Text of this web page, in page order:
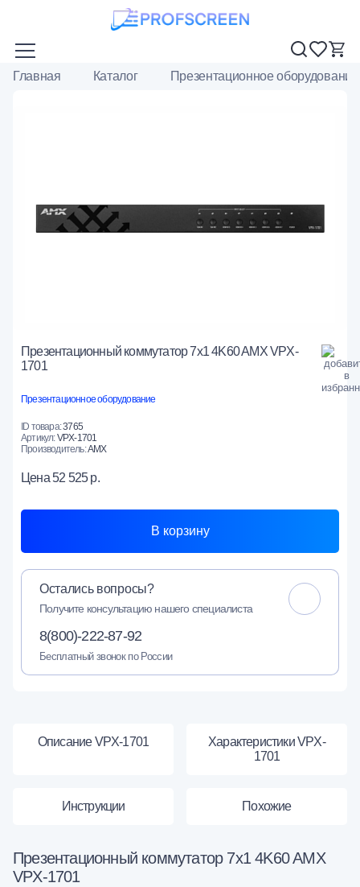
Главная Каталог Презентационное оборудование
Презентационный коммутатор 7x1 4K60 AMX VPX-
1701
Презентационное оборудование
ID товара:3765
Артикул:VPX-1701
Производитель:AMX
Цена52 525 р.
В корзину
Остались вопросы?
Получите консультацию нашего специалиста
8(800)-222-87-92
Бесплатный звонок по России
Описание VPX-1701
Характеристики VPX-
1701
Инструкции Похожие
Презентационный коммутатор 7x1 4K60 AMX
VPX-1701